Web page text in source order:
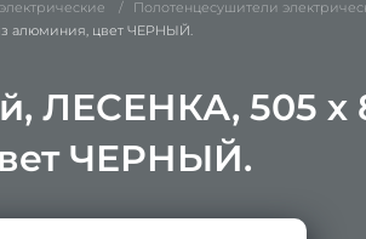
Полотенцесушители
из алюминия, цвет ЧЕРНЫЙ.
ЛЕСЕНКА, 505 х
ЧЕРНЫЙ.